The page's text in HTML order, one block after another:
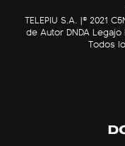
C5N Autos
RatingCero
TELEPIU S.A. |© 2021
de Autor DNDA Legajo
Todos